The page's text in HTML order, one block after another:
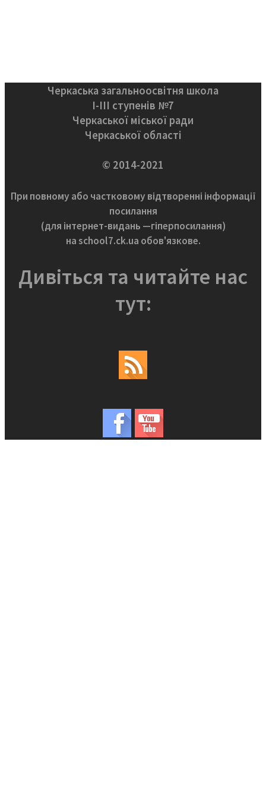
Черкаська загальноосвітня школа
І-ІІІ ступенів №7
Черкаської міської ради
Черкаської області
© 2014-2021
При повному або частковому відтворенні інформації
посилання
(для інтернет-видань —гіперпосилання)
на school7.ck.ua обов'язкове.
Дивіться та читайте нас
тут: